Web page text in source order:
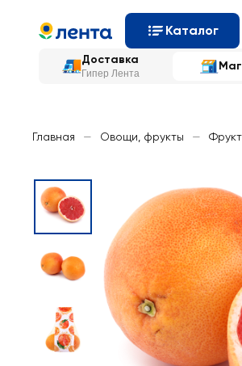
Каталог
Доставка
Гипер Лента
Главная — Овощи, фрукты —